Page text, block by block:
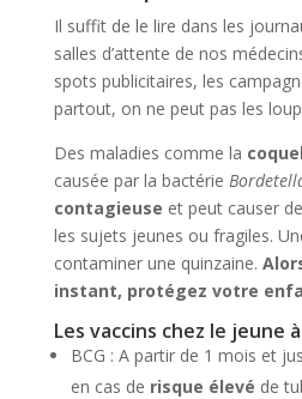
Il suffit de le lire dans les
salles d’attente de nos
spots publicitaires, les
partout, on ne peut pas les
Des maladies comme la
causée par la bactérie
contagieuse et peut causer
les sujets jeunes ou fragiles.
contaminer une quinzaine.
instant, protégez votre
Les vaccins chez le jeune
BCG : A partir de 1 mois et
en cas de risque élevé de